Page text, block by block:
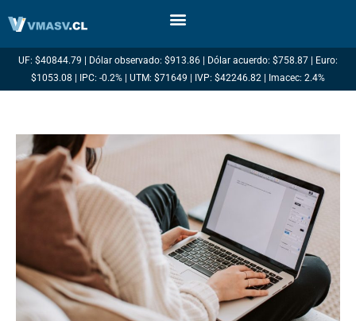
UF: $40844.79 | Dólar observado: $913.86 | Dólar acuerdo: $758.87 | Euro:
$1053.08 | IPC: -0.2% | UTM: $71649 | IVP: $42246.82 | Imacec: 2.4%